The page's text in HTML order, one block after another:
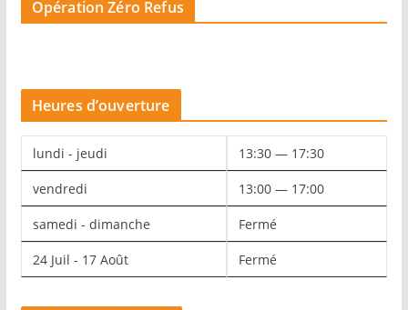
Opération Zéro Refus
Heures d’ouverture
lundi - jeudi 13:30 — 17:30
vendredi 13:00 — 17:00
samedi - dimanche Fermé
24 Juil - 17 Août Fermé